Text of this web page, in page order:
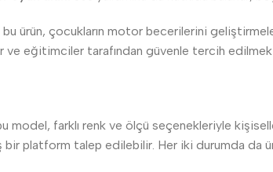
ürün, çocukların motor becerilerini
ve eğitimciler tarafından güvenle tercih
model, farklı renk ve ölçü seçenekleriyle
platform talep edilebilir. Her iki durumda da